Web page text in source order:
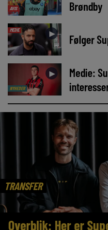
AVIS
Brøndby
MEDIE ► Følger
NYHEDER
►
Medie:
TRANSFER
Overblik: Her er